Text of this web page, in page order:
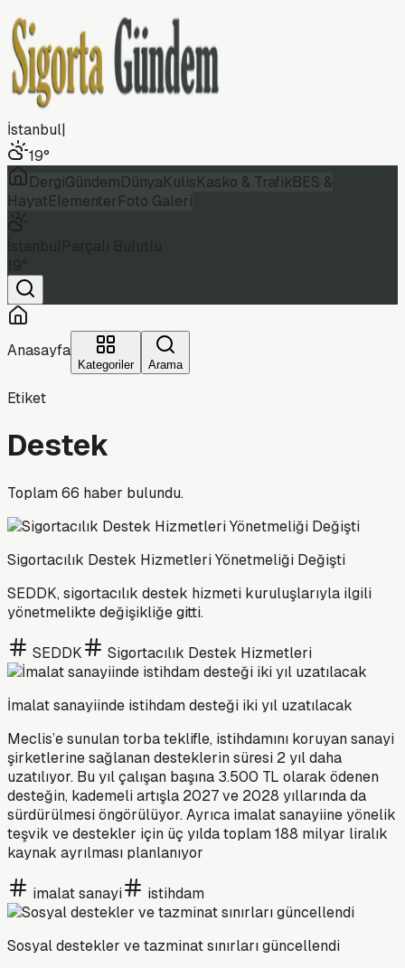
İstanbul|
19°
DergiGündemDünyaKulisKasko & TrafikBES &
HayatElementerFoto Galeri
Anasayfa
Kategoriler Arama
Etiket
Destek
Toplam66 haber bulundu.
Sigortacılık Destek Hizmetleri Yönetmeliği Değişti
SEDDK, sigortacılık destek hizmeti kuruluşlarıyla ilgili
yönetmelikte değişikliğe gitti.
SEDDK Sigortacılık Destek Hizmetleri
İmalat sanayiinde istihdam desteği iki yıl uzatılacak
Meclis’e sunulan torba teklifle, istihdamını koruyan sanayi
şirketlerine sağlanan desteklerin süresi 2 yıl daha
uzatılıyor. Bu yıl çalışan başına 3.500 TL olarak ödenen
desteğin, kademeli artışla 2027 ve 2028 yıllarında da
sürdürülmesi öngörülüyor. Ayrıca imalat sanayiine yönelik
teşvik ve destekler için üç yılda toplam 188 milyar liralık
kaynak ayrılması planlanıyor
imalat sanayi istihdam
Sosyal destekler ve tazminat sınırları güncellendi